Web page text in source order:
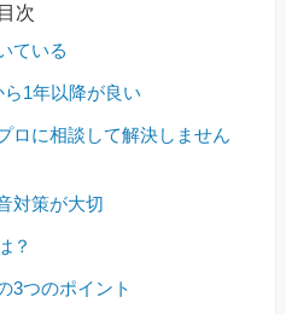
目次
ている
1年以降が良い
ロに相談して解決しません
対策が大切
？
3つのポイント